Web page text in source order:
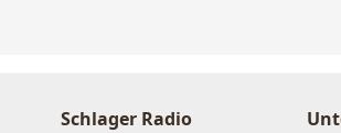
Schlager Radio